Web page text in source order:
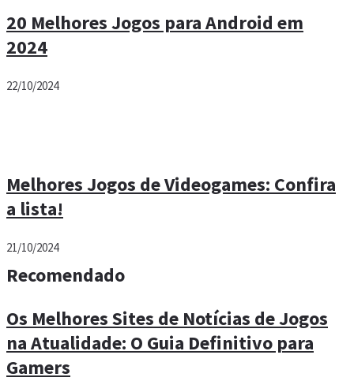
20 Melhores Jogos para Android em
2024
22/10/2024
Melhores Jogos de Videogames: Confira
a lista!
21/10/2024
Recomendado
Os Melhores Sites de Notícias de Jogos
na Atualidade: O Guia Definitivo para
Gamers